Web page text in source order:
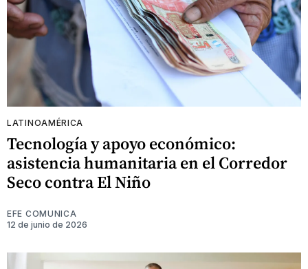
LATINOAMÉRICA
Tecnología y apoyo económico:
asistencia humanitaria en el Corredor
Seco contra El Niño
EFE COMUNICA
12 de junio de 2026